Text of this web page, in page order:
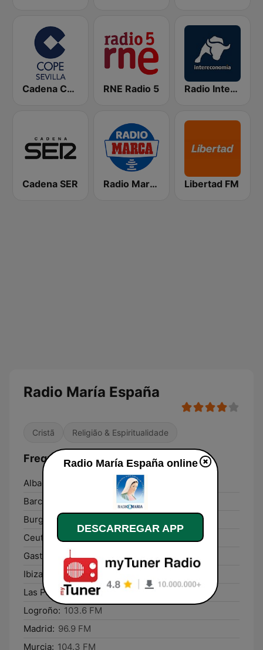
Cadena COPE Sevilla RNE Radio 5 Radio Intereconomía
Cadena SER Radio Marca Nacional Libertad FM
Radio María España
Cristã Religião & Espiritualidade
Frequências Radio María España:
Albacete:
Barcelona:
Burgos:
Ceuta:
96.8 FM
Gasteiz / Vitoria: 95.3 FM
Ibiza:
104.8 FM
Las Palmas de Gran Canaria: 88.0 FM
Logroño: 103.6 FM
Madrid: 96.9 FM
Murcia: 104.3 FM
Radio María España online
DESCARREGAR APP